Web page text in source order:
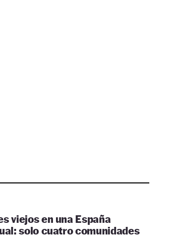
viejos en una España
solo cuatro comunidades